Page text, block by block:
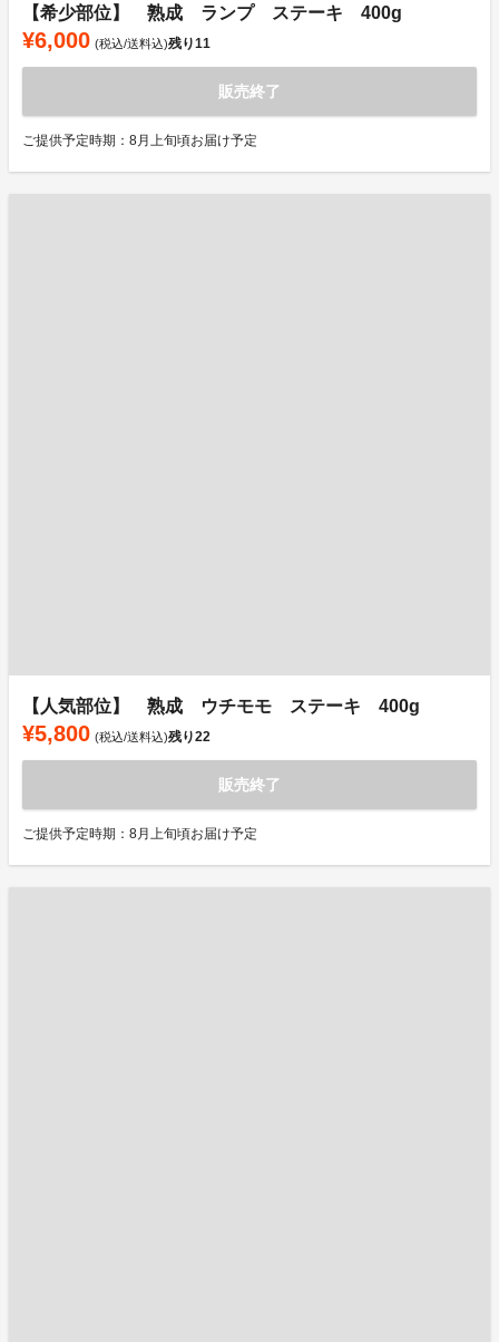
【希少部位】 熟成 ランプ ステーキ 400g
¥6,000 (税込/送料込)残り11
販売終了
ご提供予定時期：8月上旬頃お届け予定
【人気部位】 熟成 ウチモモ ステーキ 400g
¥5,800 (税込/送料込)残り22
販売終了
ご提供予定時期：8月上旬頃お届け予定